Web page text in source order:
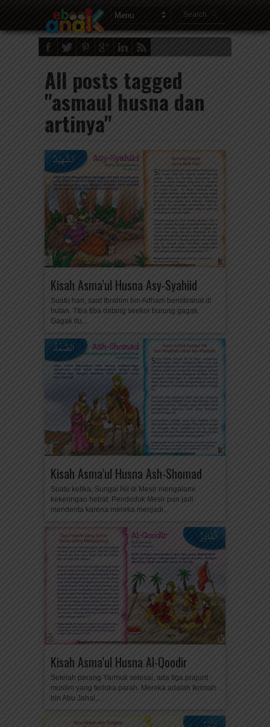
All posts tagged
"asmaul husna dan
artinya"
Kisah Asma’ul Husna Asy-Syahiid
Suatu hari, saat Ibrahim bin Adham beristirahat di
hutan. Tiba tiba datang seekor burung gagak.
Gagak itu...
Kisah Asma’ul Husna Ash-Shomad
Suatu ketika, Sungai Nil di Mesir mengalami
kekeringan hebat. Penduduk Mesir pun jadi
menderita karena mereka menjadi...
Kisah Asma’ul Husna Al-Qoodir
Setelah perang Yarmuk selesai, ada tiga prajurit
muslim yang terluka parah. Mereka adalah Ikrimah
bin Abu Jahal,...